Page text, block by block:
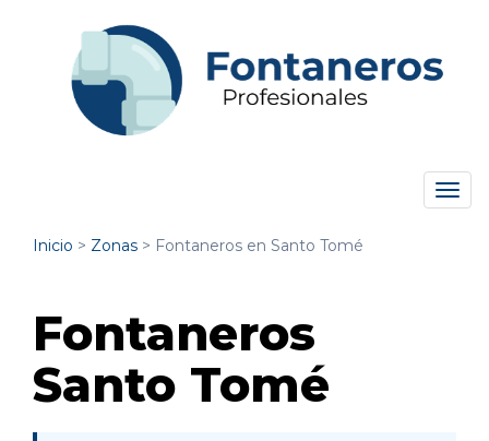
Inicio > Zonas > Fontaneros en Santo Tomé
Fontaneros
Santo Tomé